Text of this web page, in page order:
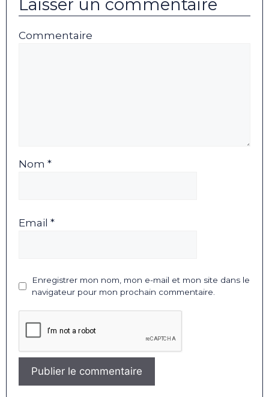
Laisser un commentaire
Commentaire
Nom *
Email *
Enregistrer mon nom, mon e-mail et mon site dans le
navigateur pour mon prochain commentaire.